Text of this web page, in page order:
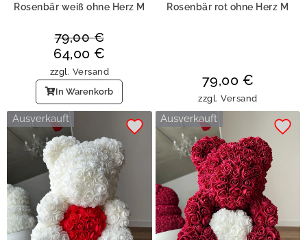
Rosenbär weiß ohne Herz M
79,00€
64,00 €
zzgl. Versand
In Warenkorb
Rosenbär rot ohne Herz M
79,00 €
zzgl. Versand
Ausverkauft Ausverkauft